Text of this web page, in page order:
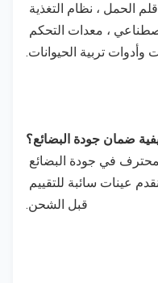
وأدوات تربية الحيوانات.
قبل الشحن.